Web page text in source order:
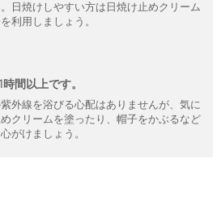
日焼けしやすい方は日焼け止めクリーム
利用しましょう。
間以上です。
外線を浴びる心配はありませんが、気に
クリームを塗ったり、帽子をかぶるなど
がけましょう。